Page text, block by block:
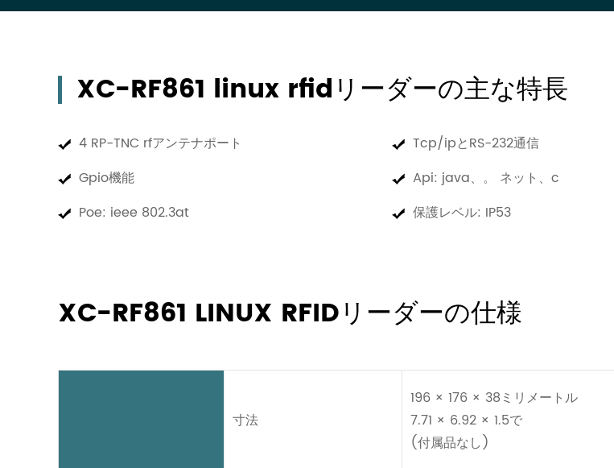
XC-RF861 linux rfidリーダーの主な特長
4 RP-TNC rfアンテナポート
Tcp/ipとRS-232通信
Gpio機能
Api: java、。 ネット、c
Poe: ieee 802.3at
保護レベル: IP53
XC-RF861 LINUX RFIDリーダーの仕様
寸法
196 × 176 × 38ミリメートル
7.71 × 6.92 × 1.5で
(付属品なし)